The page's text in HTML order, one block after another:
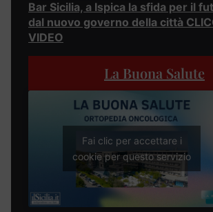
Bar Sicilia, a Ispica la sfida per il
dal nuovo governo della città
VIDEO
La Buona Salute
Fai clic per accettare i
cookie per questo servizio